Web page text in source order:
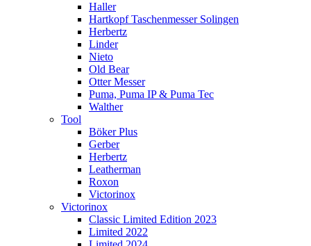
Haller
Hartkopf Taschenmesser Solingen
Herbertz
Linder
Nieto
Old Bear
Otter Messer
Puma, Puma IP & Puma Tec
Walther
Tool
Böker Plus
Gerber
Herbertz
Leatherman
Roxon
Victorinox
Victorinox
Classic Limited Edition 2023
Limited 2022